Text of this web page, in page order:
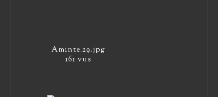
Aminte_29.jpg
161 vus